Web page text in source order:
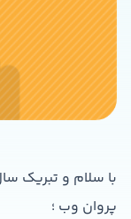
با سلام و تبریک
پروان وب ؛